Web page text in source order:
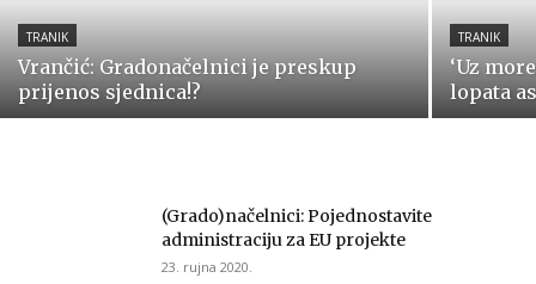
TRANIK
Vrančić: Gradonačelnici je preskup
prijenos sjednica!?
TRANIK
‘Uz
lopata
(Grado)načelnici: Pojednostavite
administraciju za EU projekte
23. rujna 2020.